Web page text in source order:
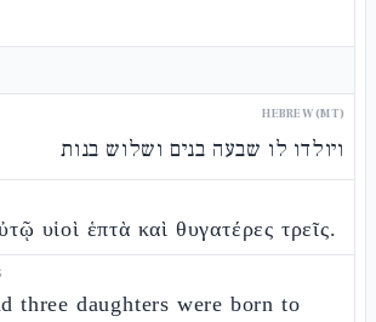
HEBREW (MT)
ויולדו לו שבעה בנים ושלוש בנות
υἱοὶ ἑπτὰ καὶ θυγατέρες τρεῖς.
three daughters were born to